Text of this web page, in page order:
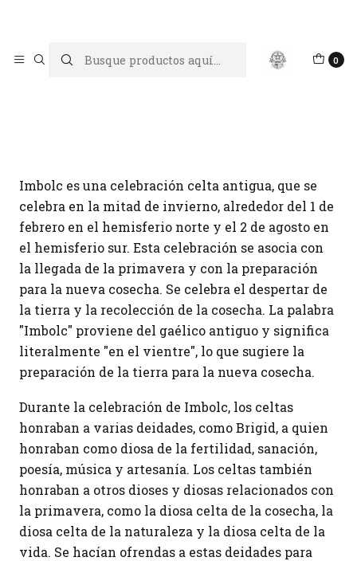
0
Inicio Blog Imbolc
Imbolc es una celebración celta antigua, que se
celebra en la mitad de invierno, alrededor del 1 de
febrero en el hemisferio norte y el 2 de agosto en
el hemisferio sur. Esta celebración se asocia con
la llegada de la primavera y con la preparación
para la nueva cosecha. Se celebra el despertar de
la tierra y la recolección de la cosecha. La palabra
"Imbolc" proviene del gaélico antiguo y significa
literalmente "en el vientre", lo que sugiere la
preparación de la tierra para la nueva cosecha.
Durante la celebración de Imbolc, los celtas
honraban a varias deidades, como Brigid, a quien
honraban como diosa de la fertilidad, sanación,
poesía, música y artesanía. Los celtas también
honraban a otros dioses y diosas relacionados con
la primavera, como la diosa celta de la cosecha, la
diosa celta de la naturaleza y la diosa celta de la
vida. Se hacían ofrendas a estas deidades para